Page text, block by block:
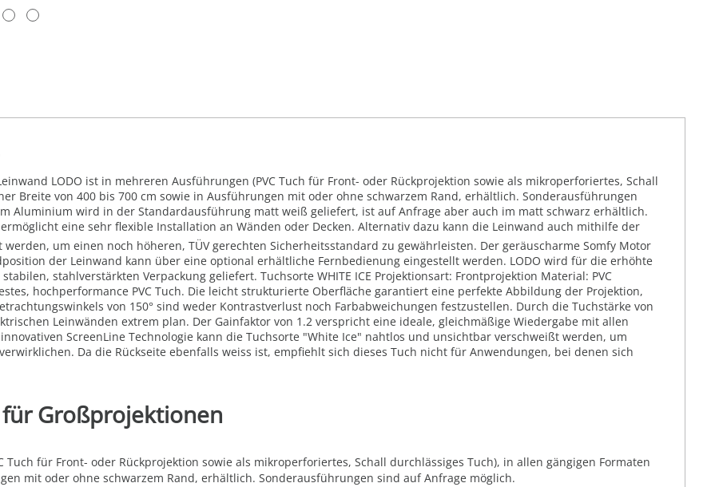
LODO ist in mehreren Ausführungen (PVC Tuch für Front- oder Rückprojektion sowie als mikroperforiertes, Schall
Breite von 400 bis 700 cm sowie in Ausführungen mit oder ohne schwarzem Rand, erhältlich. Sonderausführungen
Aluminium wird in der Standardausführung matt weiß geliefert, ist auf Anfrage aber auch im matt schwarz erhältlich.
ermöglicht eine sehr flexible Installation an Wänden oder Decken. Alternativ dazu kann die Leinwand auch mithilfe der
um einen noch höheren, TÜV gerechten Sicherheitsstandard zu gewährleisten. Der geräuscharme Somfy Motor
der Leinwand kann über eine optional erhältliche Fernbedienung eingestellt werden. LODO wird für die erhöhte
stahlverstärkten Verpackung geliefert. Tuchsorte WHITE ICE Projektionsart: Frontprojektion Material: PVC
hochperformance PVC Tuch. Die leicht strukturierte Oberfläche garantiert eine perfekte Abbildung der Projektion,
von 150° sind weder Kontrastverlust noch Farbabweichungen festzustellen. Durch die Tuchstärke von
Leinwänden extrem plan. Der Gainfaktor von 1.2 verspricht eine ideale, gleichmäßige Wiedergabe mit allen
ScreenLine Technologie kann die Tuchsorte "White Ice" nahtlos und unsichtbar verschweißt werden, um
Da die Rückseite ebenfalls weiss ist, empfiehlt sich dieses Tuch nicht für Anwendungen, bei denen sich
Großprojektionen
Tuch für Front- oder Rückprojektion sowie als mikroperforiertes, Schall durchlässiges Tuch), in allen gängigen Formaten
mit oder ohne schwarzem Rand, erhältlich. Sonderausführungen sind auf Anfrage möglich.